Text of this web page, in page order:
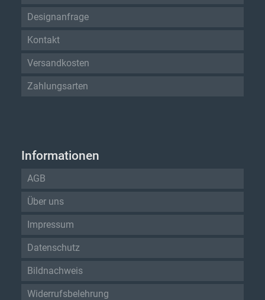
Designanfrage
Kontakt
Versandkosten
Zahlungsarten
Informationen
AGB
Über uns
Impressum
Datenschutz
Bildnachweis
Widerrufsbelehrung